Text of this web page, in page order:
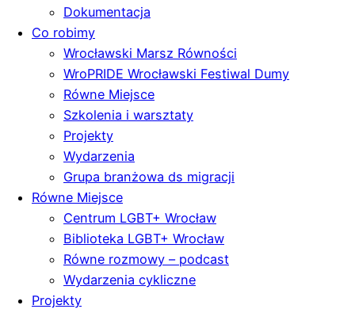
Dokumentacja
Co robimy
Wrocławski Marsz Równości
WroPRIDE Wrocławski Festiwal Dumy
Równe Miejsce
Szkolenia i warsztaty
Projekty
Wydarzenia
Grupa branżowa ds migracji
Równe Miejsce
Centrum LGBT+ Wrocław
Biblioteka LGBT+ Wrocław
Równe rozmowy – podcast
Wydarzenia cykliczne
Projekty